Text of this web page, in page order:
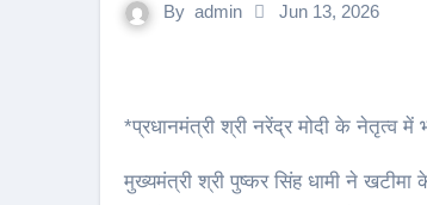
By admin Jun 13, 2026
*प्रधानमंत्री श्री नरेंद्र मोदी के
मुख्यमंत्री श्री पुष्कर सिंह धामी ने